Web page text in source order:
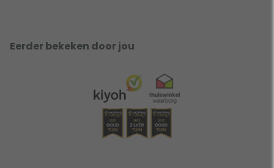
Eerder bekeken door jou